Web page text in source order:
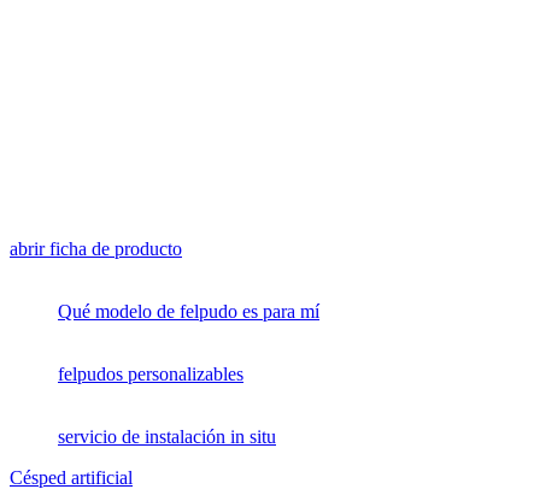
abrir ficha de producto
Qué modelo de felpudo es para mí
felpudos personalizables
servicio de instalación in situ
Césped artificial